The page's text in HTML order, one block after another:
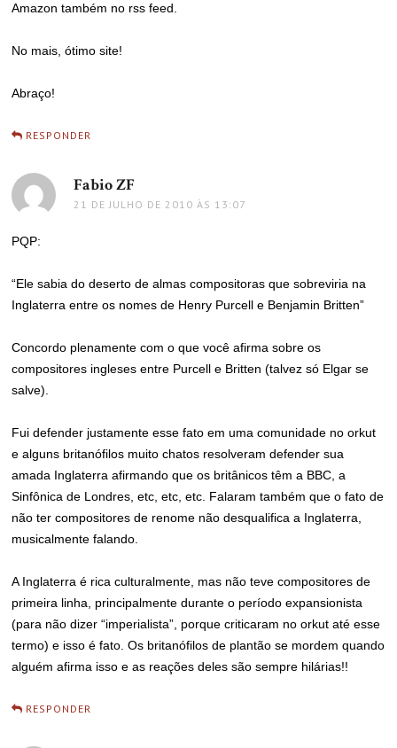
Amazon também no rss feed.
No mais, ótimo site!
Abraço!
RESPONDER
Fabio ZF
21 DE JULHO DE 2010 ÀS 13:07
PQP:
“Ele sabia do deserto de almas compositoras que sobreviria na
Inglaterra entre os nomes de Henry Purcell e Benjamin Britten”
Concordo plenamente com o que você afirma sobre os
compositores ingleses entre Purcell e Britten (talvez só Elgar se
salve).
Fui defender justamente esse fato em uma comunidade no orkut
e alguns britanófilos muito chatos resolveram defender sua
amada Inglaterra afirmando que os britânicos têm a BBC, a
Sinfônica de Londres, etc, etc, etc. Falaram também que o fato de
não ter compositores de renome não desqualifica a Inglaterra,
musicalmente falando.
A Inglaterra é rica culturalmente, mas não teve compositores de
primeira linha, principalmente durante o período expansionista
(para não dizer “imperialista”, porque criticaram no orkut até esse
termo) e isso é fato. Os britanófilos de plantão se mordem quando
alguém afirma isso e as reações deles são sempre hilárias!!
RESPONDER